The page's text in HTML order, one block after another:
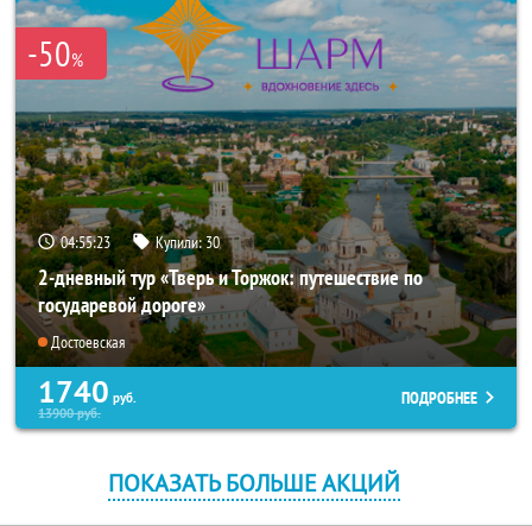
-50%
04:55:22 Купили:30
2-дневный тур «Тверь и Торжок: путешествие по
государевой дороге»
Достоевская
1740 руб.
13900руб.
ПОДРОБНЕЕ
ПОКАЗАТЬ БОЛЬШЕ АКЦИЙ